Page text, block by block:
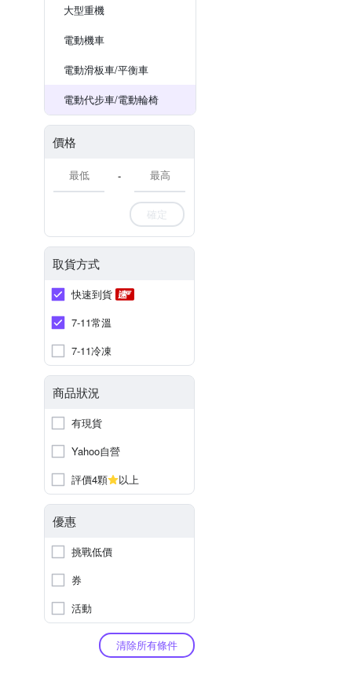
大型重機
電動機車
電動滑板車/平衡車
電動代步車/電動輪椅
價格
-
確定
取貨方式
快速到貨
7-11常溫
7-11冷凍
商品狀況
有現貨
Yahoo自營
評價4顆
以上
優惠
挑戰低價
券
活動
清除所有條件